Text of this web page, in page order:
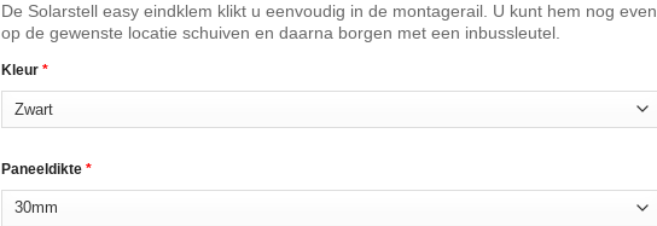
De Solarstell easy eindklem klikt u eenvoudig in de montagerail. U kunt hem nog even
op de gewenste locatie schuiven en daarna borgen met een inbussleutel.
Kleur*
Paneeldikte*